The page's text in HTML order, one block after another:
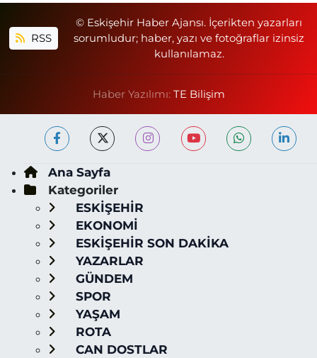
RSS
© Eskişehir Haber Ajansı. İçerikten yazarları
sorumludur; haber, yazı ve fotoğraflar izinsiz
kullanılamaz.
Haber Yazılımı: TE Bilişim
Ana Sayfa
Kategoriler
ESKİŞEHİR
EKONOMİ
ESKİŞEHİR SON DAKİKA
YAZARLAR
GÜNDEM
SPOR
YAŞAM
ROTA
CAN DOSTLAR